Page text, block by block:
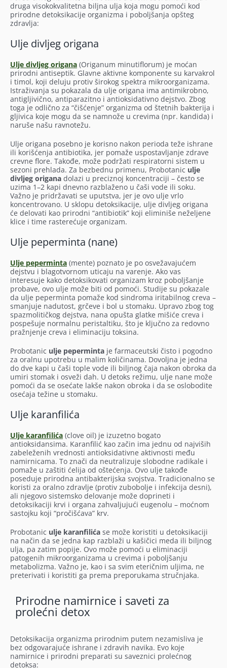
druga visokokvalitetna biljna ulja koja mogu pomoći kod
prirodne detoksikacije organizma i poboljšanja opšteg
zdravlja:
Ulje divljeg origana
Ulje divljeg origana (Origanum minutiflorum) je moćan
prirodni antiseptik. Glavne aktivne komponente su karvakrol
i timol, koji deluju protiv širokog spektra mikroorganizama.
Istraživanja su pokazala da ulje origana ima antimikrobno,
antigljivično, antiparazitno i antioksidativno dejstvo. Zbog
toga je odlično za “čišćenje” organizma od štetnih bakterija i
gljivica koje mogu da se namnože u crevima (npr. kandida) i
naruše našu ravnotežu.
Ulje origana posebno je korisno nakon perioda teže ishrane
ili korišćenja antibiotika, jer pomaže uspostavljanje zdrave
crevne flore. Takođe, može podržati respiratorni sistem u
sezoni prehlada. Za bezbednu primenu, Probotanic ulje
divljeg origana dolazi u preciznoj koncentraciji – često se
uzima 1–2 kapi dnevno razblaženo u čaši vode ili soku.
Važno je pridržavati se uputstva, jer je ovo ulje vrlo
koncentrovano. U sklopu detoksikacije, ulje divljeg origana
će delovati kao prirodni “antibiotik” koji eliminiše neželjene
klice i time rasterećuje organizam.
Ulje peperminta (nane)
Ulje peperminta (mente) poznato je po osvežavajućem
dejstvu i blagotvornom uticaju na varenje. Ako vas
interesuje kako detoksikovati organizam kroz poboljšanje
probave, ovo ulje može biti od pomoći. Studije su pokazale
da ulje peperminta pomaže kod sindroma iritabilnog creva –
smanjuje nadutost, grčeve i bol u stomaku. Upravo zbog tog
spazmolitičkog dejstva, nana opušta glatke mišiće creva i
pospešuje normalnu peristaltiku, što je ključno za redovno
pražnjenje creva i eliminaciju toksina.
Probotanic ulje peperminta je farmaceutski čisto i pogodno
za oralnu upotrebu u malim količinama. Dovoljna je jedna
do dve kapi u čaši tople vode ili biljnog čaja nakon obroka da
umiri stomak i osveži dah. U detoks režimu, ulje nane može
pomoći da se osećate lakše nakon obroka i da se oslobodite
osećaja težine u stomaku.
Ulje karanfilića
Ulje karanfilića (clove oil) je izuzetno bogato
antioksidansima. Karanfilić kao začin ima jednu od najviših
zabeleženih vrednosti antioksidativne aktivnosti među
namirnicama. To znači da neutralizuje slobodne radikale i
pomaže u zaštiti ćelija od oštećenja. Ovo ulje takođe
poseduje prirodna antibakterijska svojstva. Tradicionalno se
koristi za oralno zdravlje (protiv zubobolje i infekcija desni),
ali njegovo sistemsko delovanje može doprineti i
detoksikaciji krvi i organa zahvaljujući eugenolu – moćnom
sastojku koji “pročišćava” krv.
Probotanic ulje karanfilića se može koristiti u detoksikaciji
na način da se jedna kap razblaži u kašičici meda ili biljnog
ulja, pa zatim popije. Ovo može pomoći u eliminaciji
patogenih mikroorganizama u crevima i poboljšanju
metabolizma. Važno je, kao i sa svim eteričnim uljima, ne
preterivati i koristiti ga prema preporukama stručnjaka.
Prirodne namirnice i saveti za
prolećni detox
Detoksikacija organizma prirodnim putem nezamisliva je
bez odgovarajuće ishrane i zdravih navika. Evo koje
namirnice i prirodni preparati su saveznici prolećnog
detoksa: